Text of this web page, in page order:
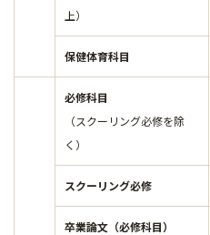
上）
保健体育科目
必修科目
（スクーリング必修を除
く）
スクーリング必修
卒業論文（必修科目）